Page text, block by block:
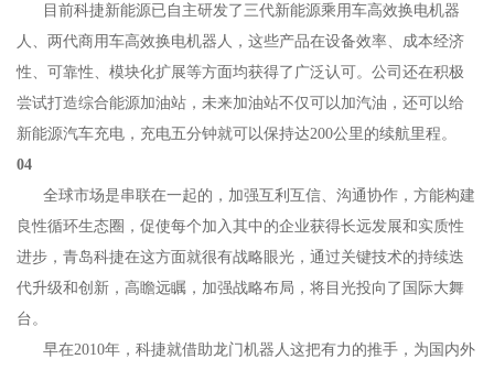
目前科捷新能源已自主研发了三代新能源乘用车高效换电机器
人、两代商用车高效换电机器人，这些产品在设备效率、成本经济
性、可靠性、模块化扩展等方面均获得了广泛认可。公司还在积极
尝试打造综合能源加油站，未来加油站不仅可以加汽油，还可以给
新能源汽车充电，充电五分钟就可以保持达200公里的续航里程。
04
全球市场是串联在一起的，加强互利互信、沟通协作，方能构建
良性循环生态圈，促使每个加入其中的企业获得长远发展和实质性
进步，青岛科捷在这方面就很有战略眼光，通过关键技术的持续迭
代升级和创新，高瞻远瞩，加强战略布局，将目光投向了国际大舞
台。
早在2010年，科捷就借助龙门机器人这把有力的推手，为国内外